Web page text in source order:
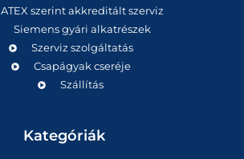
ATEX szerint akkreditált szerviz
Siemens gyári alkatrészek
Szerviz szolgáltatás
Csapágyak cseréje
Szállítás
Kategóriák